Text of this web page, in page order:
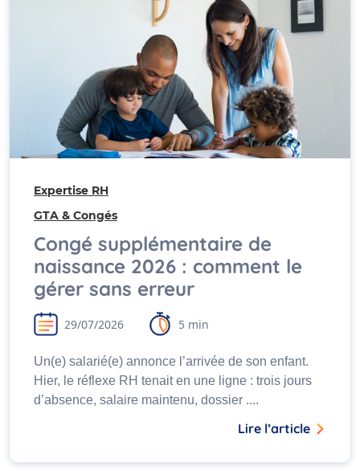
Expertise RH
GTA & Congés
Congé supplémentaire de
naissance 2026 : comment le
gérer sans erreur
29/07/2026 5 min
Un(e) salarié(e) annonce l’arrivée de son enfant.
Hier, le réflexe RH tenait en une ligne : trois jours
d’absence, salaire maintenu, dossier ....
Lire l’article